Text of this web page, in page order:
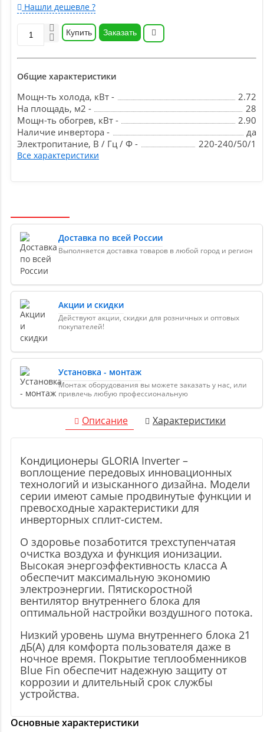
Нашли дешевле ?
Купить Заказать
Общие характеристики
Мощн-ть холода, кВт -
2.72
На площадь, м2 -
28
Мощн-ть обогрев, кВт -
2.90
Наличие инвертора -
да
Электропитание, В / Гц / Ф -
220-240/50/1
Все характеристики
Доставка по всей России
Выполняется доставка товаров в любой город и регион
Акции и скидки
Действуют акции, скидки для розничных и оптовых
покупателей!
Установка - монтаж
Монтаж оборудования вы можете заказать у нас, или
привлечь любую профессиональную
Описание Характеристики
Кондиционеры GLORIA Inverter –
воплощение передовых инновационных
технологий и изысканного дизайна. Модели
серии имеют самые продвинутые функции и
превосходные характеристики для
инверторных сплит-систем.
О здоровье позаботится трехступенчатая
очистка воздуха и функция ионизации.
Высокая энергоэффективность класса A
обеспечит максимальную экономию
электроэнергии. Пятискоростной
вентилятор внутреннего блока для
оптимальной настройки воздушного потока.
Низкий уровень шума внутреннего блока 21
дБ(А) для комфорта пользователя даже в
ночное время. Покрытие теплообменников
Blue Fin обеспечит надежную защиту от
коррозии и длительный срок службы
устройства.
Основные характеристики